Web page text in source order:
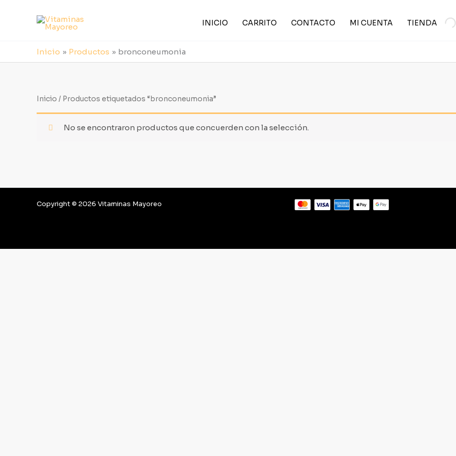
INICIO CARRITO CONTACTO MI CUENTA TIENDA
Inicio Productos bronconeumonia
Inicio / Productos etiquetados “bronconeumonia”
No se encontraron productos que concuerden con la selección.
Copyright © 2026 Vitaminas Mayoreo